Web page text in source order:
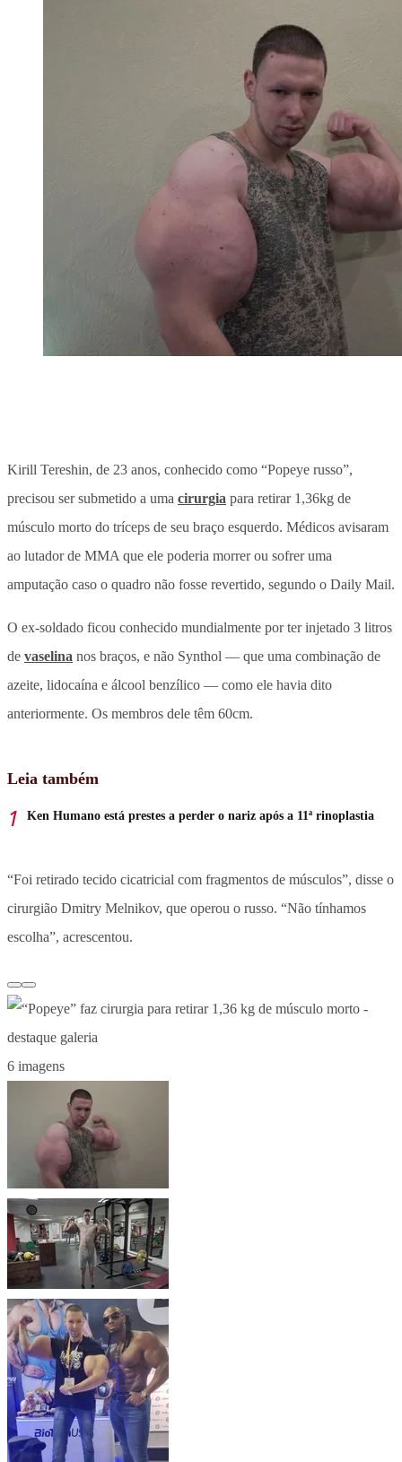
Kirill Tereshin, de 23 anos, conhecido como “Popeye russo”,
precisou ser submetido a uma cirurgia para retirar 1,36kg de
músculo morto do tríceps de seu braço esquerdo. Médicos avisaram
ao lutador de MMA que ele poderia morrer ou sofrer uma
amputação caso o quadro não fosse revertido, segundo o Daily Mail.
O ex-soldado ficou conhecido mundialmente por ter injetado 3 litros
de vaselina nos braços, e não Synthol — que uma combinação de
azeite, lidocaína e álcool benzílico — como ele havia dito
anteriormente. Os membros dele têm 60cm.
Leia também
Ken Humano está prestes a perder o nariz após a 11ª rinoplastia
“Foi retirado tecido cicatricial com fragmentos de músculos”, disse o
cirurgião Dmitry Melnikov, que operou o russo. “Não tínhamos
escolha”, acrescentou.
6 imagens